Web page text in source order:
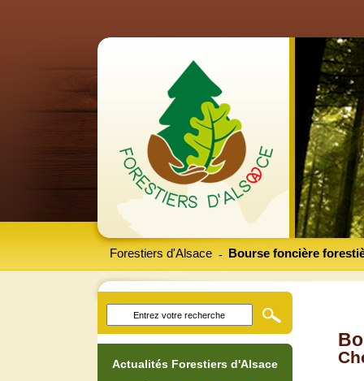
Forestiers d'Alsace Bourse foncière
-
Actualités Forestiers d'Alsace